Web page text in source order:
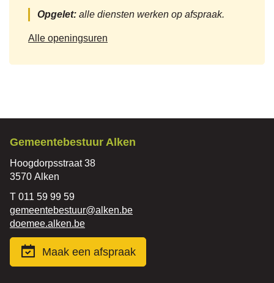
Opgelet: alle diensten werken op afspraak.
Alle openingsuren
Contact
Gemeentebestuur Alken
Adres
Hoogdorpsstraat 38
,3570 Alken
Tel.011 59 99 59
E-
mail
gemeentebestuur@alken.be
Website
doemee.alken.be
Maak een afspraak